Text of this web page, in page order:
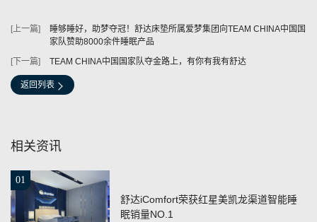
睡够睡好，助梦夺冠！舒达床垫所属爱梦集团向TEAM CHINA中国国
家队赞助8000余件睡眠产品
TEAM CHINA中国国家队夺金路上，有你有我有舒达
返回列表
相关资讯
01
舒达iComfort荣获红星美凯龙渠道智能睡
眠销量NO.1